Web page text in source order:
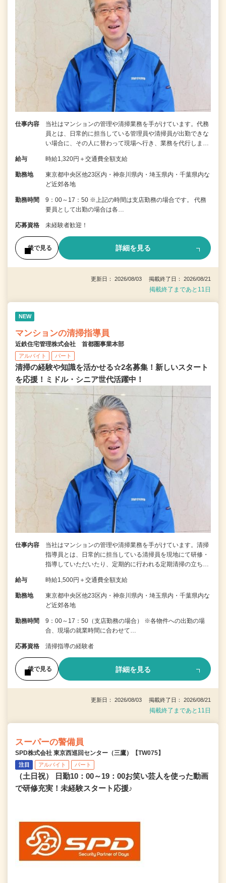
仕事内容
当社はマンションの管理や清掃業務を手がけています。代務
員とは、日常的に担当している管理員や清掃員が出勤できな
い場合に、その人に替わって現場へ行き、業務を代行しま…
給与 時給1,320円＋交通費全額支給
勤務地
東京都中央区他23区内・神奈川県内・埼玉県内・千葉県内な
ど近郊各地
勤務時間
9：00～17：50 ※上記の時間は支店勤務の場合です。 代務
要員として出勤の場合は各…
応募資格 未経験者歓迎！
後で見る 詳細を見る
更新日： 2026/08/03 掲載終了日： 2026/08/21
掲載終了まであと11日
NEW
マンションの清掃指導員
近鉄住宅管理株式会社 首都圏事業本部
アルバイト パート
清掃の経験や知識を活かせる☆2名募集！新しいスタート
を応援！ミドル・シニア世代活躍中！
仕事内容
当社はマンションの管理や清掃業務を手がけています。清掃
指導員とは、日常的に担当している清掃員を現地にて研修・
指導していただいたり、定期的に行われる定期清掃の立ち…
給与 時給1,500円＋交通費全額支給
勤務地
東京都中央区他23区内・神奈川県内・埼玉県内・千葉県内な
ど近郊各地
勤務時間
9：00～17：50（支店勤務の場合） ※各物件への出勤の場
合、現場の就業時間に合わせて…
応募資格 清掃指導の経験者
後で見る 詳細を見る
更新日： 2026/08/03 掲載終了日： 2026/08/21
掲載終了まであと11日
スーパーの警備員
SPD株式会社 東京西巡回センター（三鷹）【TW075】
注目 アルバイト パート
（土日祝） 日勤10：00～19：00お笑い芸人を使った動画
で研修充実！未経験スタート応援♪